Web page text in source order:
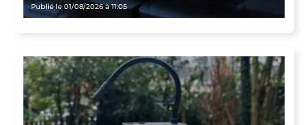
Publié le 01/08/2026 à 11:05